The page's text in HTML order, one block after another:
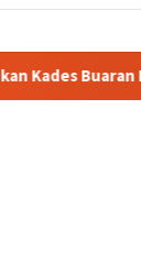
Atas Dugaan